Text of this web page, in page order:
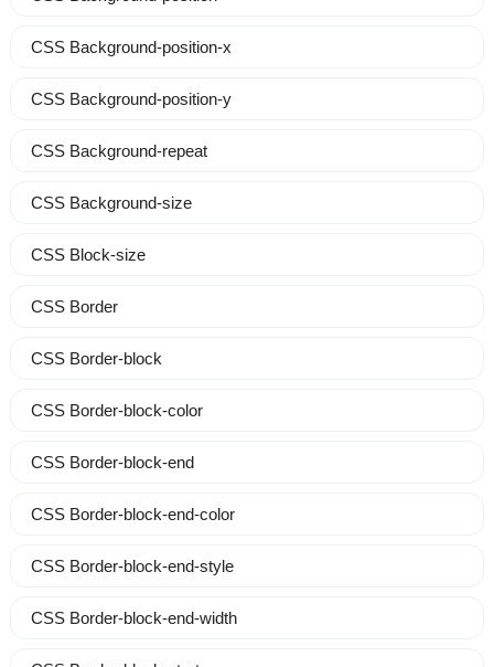
CSS Background-position-x
CSS Background-position-y
CSS Background-repeat
CSS Background-size
CSS Block-size
CSS Border
CSS Border-block
CSS Border-block-color
CSS Border-block-end
CSS Border-block-end-color
CSS Border-block-end-style
CSS Border-block-end-width